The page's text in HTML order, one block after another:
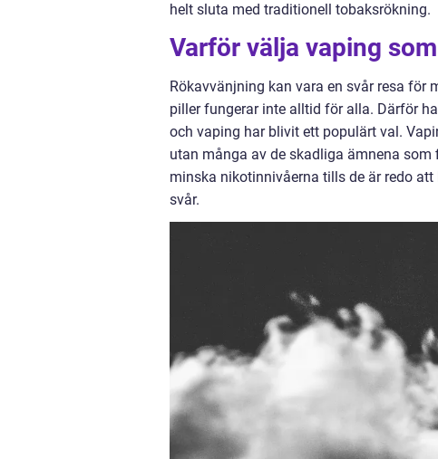
helt sluta med traditionell tobaksrökning.
Varför välja vaping
Rökavvänjning kan vara en svår resa för
piller fungerar inte alltid för alla. Därför
och vaping har blivit ett populärt val.
utan många av de skadliga ämnena
minska nikotinnivåerna tills de är redo
svår.